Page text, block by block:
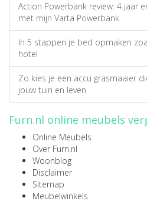
Action Powerbank review: 4 jaar
met mijn Varta Powerbank
In 5 stappen je bed opmaken
hotel
Zo kies je een accu grasmaaier
jouw tuin en leven
Furn.nl online meubels
Online Meubels
Over Furn.nl
Woonblog
Disclaimer
Sitemap
Meubelwinkels